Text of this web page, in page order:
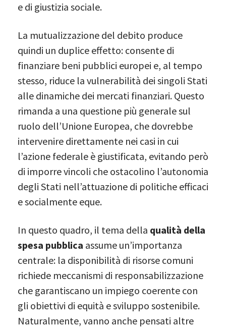
e di giustizia sociale.
La mutualizzazione del debito produce
quindi un duplice effetto: consente di
finanziare beni pubblici europei e, al tempo
stesso, riduce la vulnerabilità dei singoli Stati
alle dinamiche dei mercati finanziari. Questo
rimanda a una questione più generale sul
ruolo dell’Unione Europea, che dovrebbe
intervenire direttamente nei casi in cui
l’azione federale è giustificata, evitando però
di imporre vincoli che ostacolino l’autonomia
degli Stati nell’attuazione di politiche efficaci
e socialmente eque.
In questo quadro, il tema della qualità della
spesa pubblica assume un’importanza
centrale: la disponibilità di risorse comuni
richiede meccanismi di responsabilizzazione
che garantiscano un impiego coerente con
gli obiettivi di equità e sviluppo sostenibile.
Naturalmente, vanno anche pensati altre